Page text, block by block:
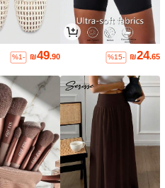
₪24.65
%15-
₪49.90
%1-